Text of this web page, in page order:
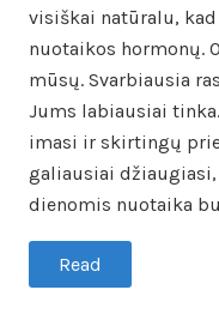
visiškai natūralu,
nuotaikos hormonų.
mūsų. Svarbiausia
Jums labiausiai
imasi ir skirtingų
galiausiai
dienomis nuotaika
Read